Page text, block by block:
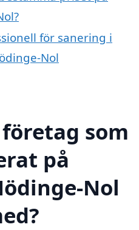
för sanering i
Nol
som
på
Nol